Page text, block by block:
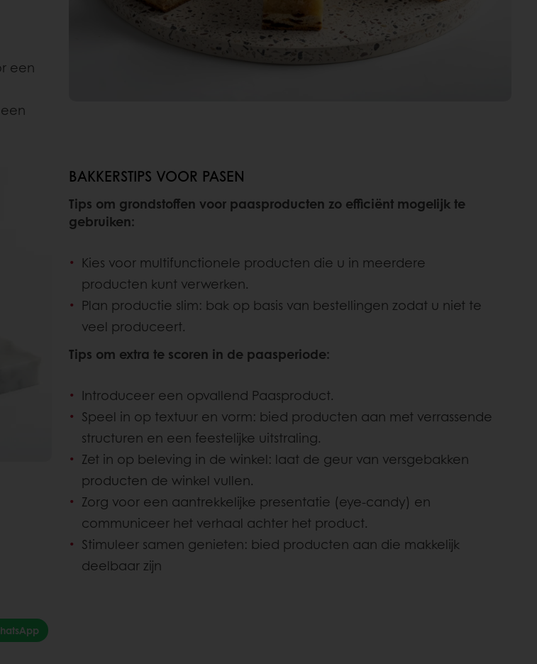
een
BAKKERSTIPS VOOR PASEN
Tips om grondstoffen voor paasproducten zo efficiënt mogelijk te
gebruiken:
Kies voor multifunctionele producten die u in meerdere
producten kunt verwerken.
Plan productie slim: bak op basis van bestellingen zodat u niet te
veel produceert.
Tips om extra te scoren in de paasperiode:
Introduceer een opvallend Paasproduct.
Speel in op textuur en vorm: bied producten aan met verrassende
structuren en een feestelijke uitstraling.
Zet in op beleving in de winkel: laat de geur van versgebakken
producten de winkel vullen.
Zorg voor een aantrekkelijke presentatie (eye-candy) en
communiceer het verhaal achter het product.
Stimuleer samen genieten: bied producten aan die makkelijk
deelbaar zijn